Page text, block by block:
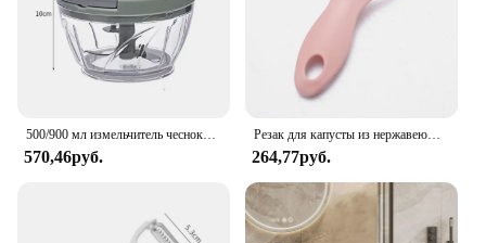
500/900 мл измельчитель чеснока, ручной пресс для чеснока, овощерезка, мясорубки, кухонные гаджеты, ручная мясорубка, давилка для чеснока
570,46руб.
Резак для капусты из нержавеющей стали с широким горлышком, овощечистка для фруктов, терка для капусты, салата, картофеля, измельчитель, кухонные гаджеты для резки
264,77руб.